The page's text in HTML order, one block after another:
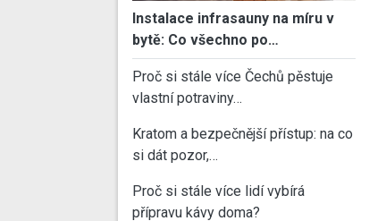
Instalace infrasauny na míru v
bytě: Co všechno po…
Proč si stále více Čechů pěstuje
vlastní potraviny…
Kratom a bezpečnější přístup: na co
si dát pozor,…
Proč si stále více lidí vybírá
přípravu kávy doma?